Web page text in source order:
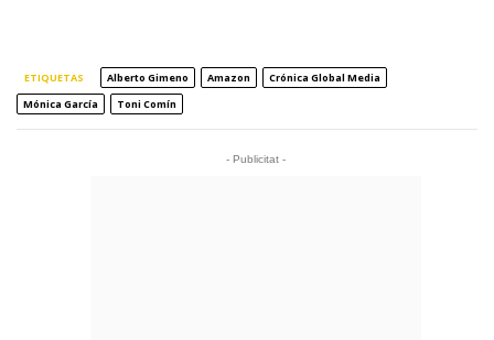
ETIQUETAS Alberto Gimeno Amazon
Crónica Global Media
Mónica García
Toni Comín
- Publicitat -